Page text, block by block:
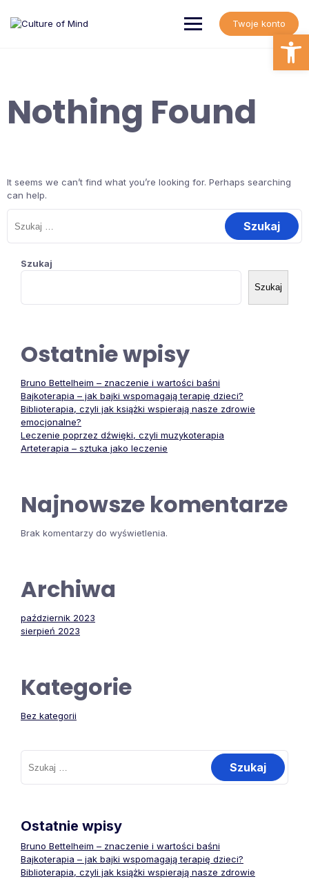
content
Twoje konto
Nothing Found
It seems we can’t find what you’re looking for. Perhaps searching
can help.
Szukaj:
Szukaj
Szukaj
Ostatnie wpisy
Bruno Bettelheim – znaczenie i wartości baśni
Bajkoterapia – jak bajki wspomagają terapię dzieci?
Biblioterapia, czyli jak książki wspierają nasze zdrowie
emocjonalne?
Leczenie poprzez dźwięki, czyli muzykoterapia
Arteterapia – sztuka jako leczenie
Najnowsze komentarze
Brak komentarzy do wyświetlenia.
Archiwa
październik 2023
sierpień 2023
Kategorie
Bez kategorii
Szukaj:
Ostatnie wpisy
Bruno Bettelheim – znaczenie i wartości baśni
Bajkoterapia – jak bajki wspomagają terapię dzieci?
Biblioterapia, czyli jak książki wspierają nasze zdrowie